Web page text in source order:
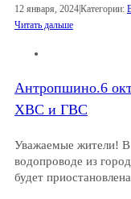
12 января, 2024Категории:
Читать дальше
Антропшино.6
ХВС и ГВС
Уважаемые жители! В
водопроводе из
будет